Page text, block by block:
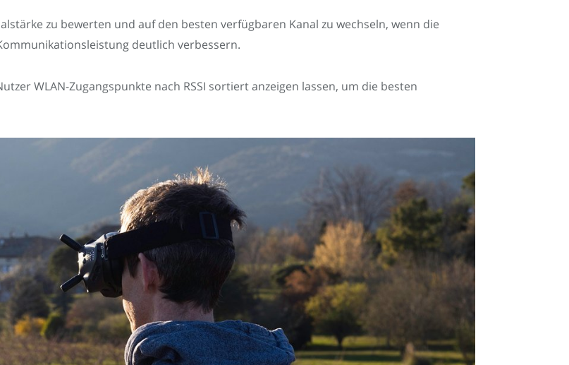
zu bewerten und auf den besten verfügbaren Kanal zu wechseln, wenn die
deutlich verbessern.
WLAN-Zugangspunkte nach RSSI sortiert anzeigen lassen, um die besten